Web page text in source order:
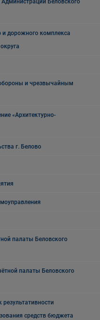
Администрации Беловского
дорожного комплекса
и чрезвычайным
«Архитектурно-
г. Белово
палаты Беловского
палаты Беловского
средств бюджета